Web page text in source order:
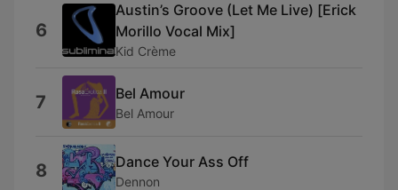
6
Austin’s Groove (Let Me Live) [Erick
Morillo Vocal Mix]
Kid Crème
7 Bel Amour
Bel Amour
8 Dance Your Ass Off
Dennon